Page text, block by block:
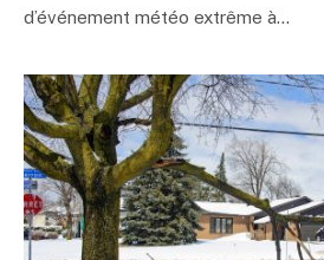
d’événement météo extrême à…